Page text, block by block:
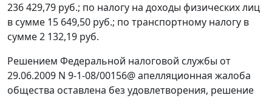
236 429,79 руб.; по налогу на доходы физических лиц
в сумме 15 649,50 руб.; по транспортному налогу в
сумме 2 132,19 руб.
Решением Федеральной налоговой службы от
29.06.2009 N 9-1-08/00156@ апелляционная жалоба
общества оставлена без удовлетворения, решение